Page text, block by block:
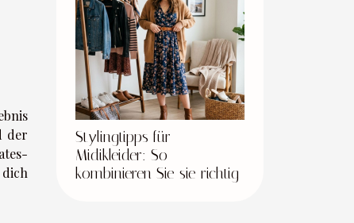
der
Stylingtipps für
Midikleider: So
kombinieren Sie sie richtig